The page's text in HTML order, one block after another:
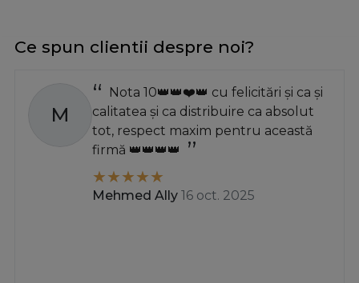
Ce spun clientii despre noi?
M
Nota 10👑👑❤️👑 cu felicitări și ca și
calitatea și ca distribuire ca absolut
tot, respect maxim pentru această
firmă 👑👑👑👑
Mehmed Ally 16 oct. 2025